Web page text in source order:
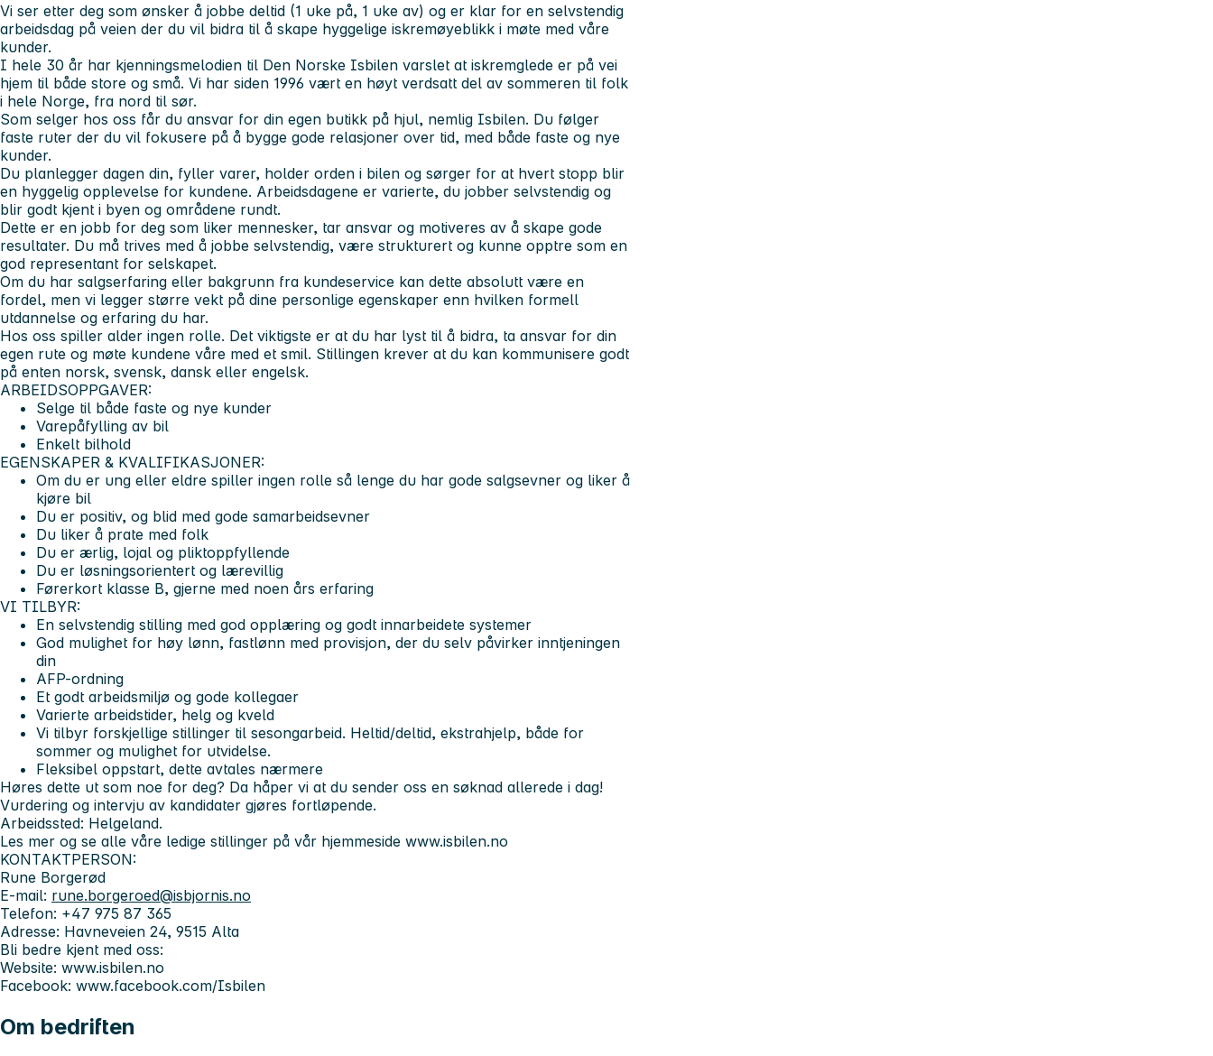
Vi ser etter deg som ønsker å jobbe deltid (1 uke på, 1 uke av) og er klar for en selvstendig
arbeidsdag på veien der du vil bidra til å skape hyggelige iskremøyeblikk i møte med våre
kunder.
I hele 30 år har kjenningsmelodien til Den Norske Isbilen varslet at iskremglede er på vei
hjem til både store og små. Vi har siden 1996 vært en høyt verdsatt del av sommeren til folk
i hele Norge, fra nord til sør.
Som selger hos oss får du ansvar for din egen butikk på hjul, nemlig Isbilen. Du følger
faste ruter der du vil fokusere på å bygge gode relasjoner over tid, med både faste og nye
kunder.
Du planlegger dagen din, fyller varer, holder orden i bilen og sørger for at hvert stopp blir
en hyggelig opplevelse for kundene. Arbeidsdagene er varierte, du jobber selvstendig og
blir godt kjent i byen og områdene rundt.
Dette er en jobb for deg som liker mennesker, tar ansvar og motiveres av å skape gode
resultater. Du må trives med å jobbe selvstendig, være strukturert og kunne opptre som en
god representant for selskapet.
Om du har salgserfaring eller bakgrunn fra kundeservice kan dette absolutt være en
fordel, men vi legger større vekt på dine personlige egenskaper enn hvilken formell
utdannelse og erfaring du har.
Hos oss spiller alder ingen rolle. Det viktigste er at du har lyst til å bidra, ta ansvar for din
egen rute og møte kundene våre med et smil. Stillingen krever at du kan kommunisere godt
på enten norsk, svensk, dansk eller engelsk.
ARBEIDSOPPGAVER:
Selge til både faste og nye kunder
Varepåfylling av bil
Enkelt bilhold
EGENSKAPER & KVALIFIKASJONER:
Om du er ung eller eldre spiller ingen rolle så lenge du har gode salgsevner og liker å
kjøre bil
Du er positiv, og blid med gode samarbeidsevner
Du liker å prate med folk
Du er ærlig, lojal og pliktoppfyllende
Du er løsningsorientert og lærevillig
Førerkort klasse B, gjerne med noen års erfaring
VI TILBYR:
En selvstendig stilling med god opplæring og godt innarbeidete systemer
God mulighet for høy lønn, fastlønn med provisjon, der du selv påvirker inntjeningen
din
AFP-ordning
Et godt arbeidsmiljø og gode kollegaer
Varierte arbeidstider, helg og kveld
Vi tilbyr forskjellige stillinger til sesongarbeid. Heltid/deltid, ekstrahjelp, både for
sommer og mulighet for utvidelse.
Fleksibel oppstart, dette avtales nærmere
Høres dette ut som noe for deg? Da håper vi at du sender oss en søknad allerede i dag!
Vurdering og intervju av kandidater gjøres fortløpende.
Arbeidssted: Helgeland.
Les mer og se alle våre ledige stillinger på vår hjemmeside www.isbilen.no
KONTAKTPERSON:
Rune Borgerød
E-mail: rune.borgeroed@isbjornis.no
Telefon: +47 975 87 365
Adresse: Havneveien 24, 9515 Alta
Bli bedre kjent med oss:
Website: www.isbilen.no
Facebook: www.facebook.com/Isbilen
Om bedriften